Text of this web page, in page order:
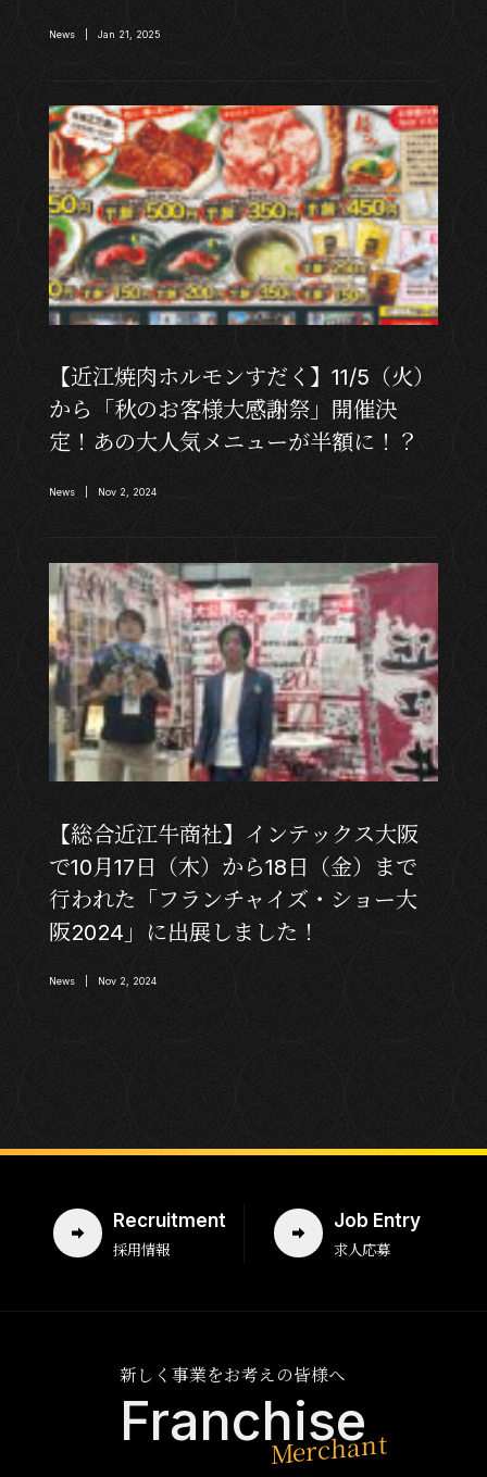
News | Jan 21, 2025
【近江焼肉ホルモンすだく】11/5（火）
から「秋のお客様大感謝祭」開催決
定！あの大人気メニューが半額に！？
News | Nov 2, 2024
【総合近江牛商社】インテックス大阪
で10月17日（木）から18日（金）まで
行われた「フランチャイズ・ショー大
阪2024」に出展しました！
News | Nov 2, 2024
Recruitment
採用情報
Job Entry
求人応募
新しく事業をお考えの皆様へ
Franchise